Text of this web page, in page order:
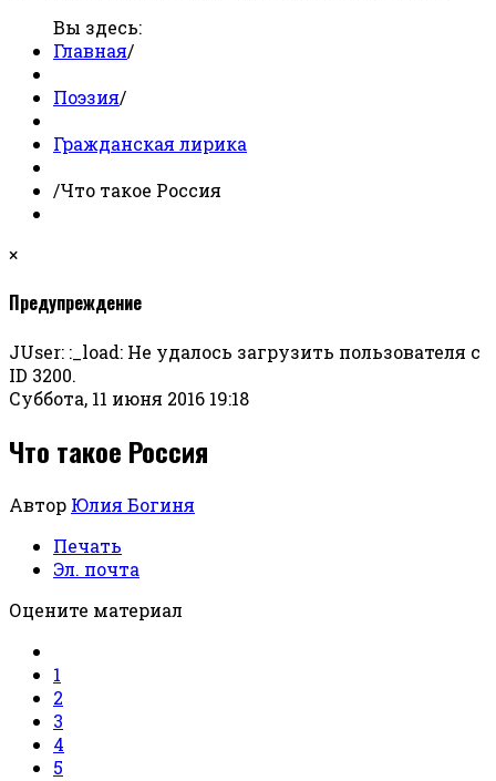
Вы здесь:
Главная/
Поэзия/
Гражданская лирика
/Что такое Россия
×
Предупреждение
JUser: :_load: Не удалось загрузить пользователя с
ID 3200.
Суббота, 11 июня 2016 19:18
Что такое Россия
Автор Юлия Богиня
Печать
Эл. почта
Оцените материал
1
2
3
4
5